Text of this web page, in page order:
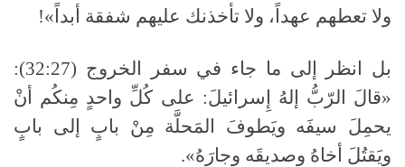
ولا تعطهم عهداً، ولا تأخذنك عليهم شفقة أبداً»!
بل انظر إلى ما جاء في سفر الخروج (32:27):
«قالَ الرّبُّ إلهُ إِسرائيلَ: على كُلِّ واحدٍ مِنكُم أنْ
يحمِلَ سيفَه ويَطوفَ المَحلَّة مِنْ بابٍ إلى بابٍ
ويَقتُلَ أخاهُ وصديقَه وجارَهُ».